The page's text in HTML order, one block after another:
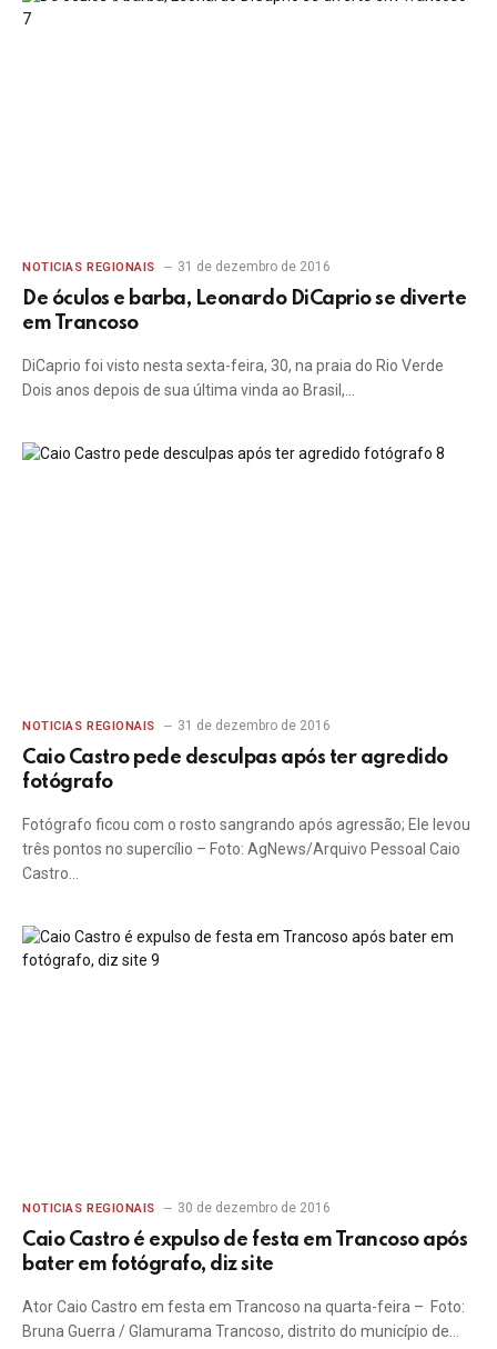
NOTICIAS REGIONAIS 31 de dezembro de 2016
De óculos e barba, Leonardo DiCaprio se diverte
em Trancoso
DiCaprio foi visto nesta sexta-feira, 30, na praia do Rio Verde
Dois anos depois de sua última vinda ao Brasil,…
NOTICIAS REGIONAIS 31 de dezembro de 2016
Caio Castro pede desculpas após ter agredido
fotógrafo
Fotógrafo ficou com o rosto sangrando após agressão; Ele levou
três pontos no supercílio – Foto: AgNews/Arquivo Pessoal Caio
Castro…
NOTICIAS REGIONAIS 30 de dezembro de 2016
Caio Castro é expulso de festa em Trancoso após
bater em fotógrafo, diz site
Ator Caio Castro em festa em Trancoso na quarta-feira – Foto:
Bruna Guerra / Glamurama Trancoso, distrito do município de…